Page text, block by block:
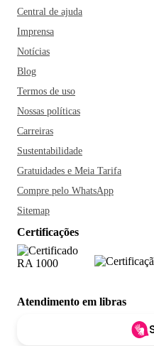
Central de ajuda
Imprensa
Notícias
Blog
Termos de uso
Nossas políticas
Carreiras
Sustentabilidade
Gratuidades e Meia Tarifa
Compre pelo WhatsApp
Sitemap
Certificações
Atendimento em libras